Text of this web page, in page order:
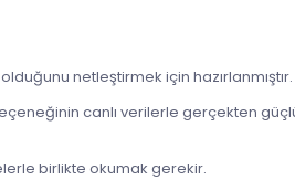
netleştirmek için hazırlanmıştır.
canlı verilerle gerçekten güçlü
birlikte okumak gerekir.